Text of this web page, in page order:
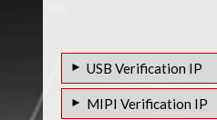
USB Verification IP
USB 4.0 VIP
MIPI Verification IP